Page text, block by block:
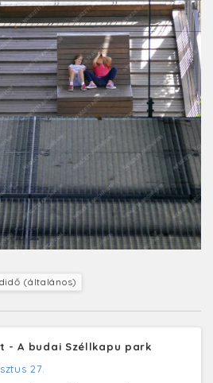
(általános)
- A budai Széllkapu park
27.